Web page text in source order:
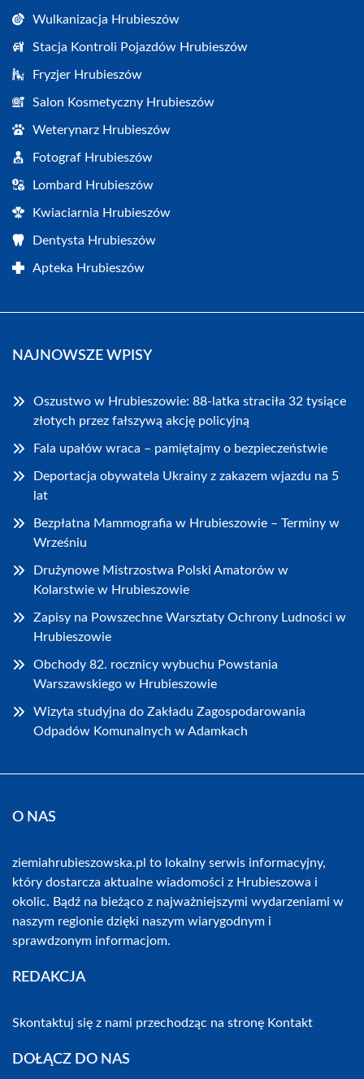
Wulkanizacja Hrubieszów
Stacja Kontroli Pojazdów Hrubieszów
Fryzjer Hrubieszów
Salon Kosmetyczny Hrubieszów
Weterynarz Hrubieszów
Fotograf Hrubieszów
Lombard Hrubieszów
Kwiaciarnia Hrubieszów
Dentysta Hrubieszów
Apteka Hrubieszów
NAJNOWSZE WPISY
Oszustwo w Hrubieszowie: 88-latka straciła 32 tysiące
złotych przez fałszywą akcję policyjną
Fala upałów wraca – pamiętajmy o bezpieczeństwie
Deportacja obywatela Ukrainy z zakazem wjazdu na 5
lat
Bezpłatna Mammografia w Hrubieszowie – Terminy w
Wrześniu
Drużynowe Mistrzostwa Polski Amatorów w
Kolarstwie w Hrubieszowie
Zapisy na Powszechne Warsztaty Ochrony Ludności w
Hrubieszowie
Obchody 82. rocznicy wybuchu Powstania
Warszawskiego w Hrubieszowie
Wizyta studyjna do Zakładu Zagospodarowania
Odpadów Komunalnych w Adamkach
O NAS
ziemiahrubieszowska.pl to lokalny serwis informacyjny,
który dostarcza aktualne wiadomości z Hrubieszowa i
okolic. Bądź na bieżąco z najważniejszymi wydarzeniami w
naszym regionie dzięki naszym wiarygodnym i
sprawdzonym informacjom.
REDAKCJA
Skontaktuj się z nami przechodząc na stronę Kontakt
DOŁĄCZ DO NAS